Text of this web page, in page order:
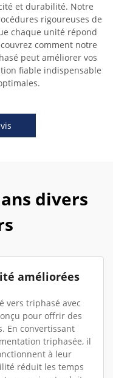
et durabilité. Notre
rigoureuses de
chaque unité répond
comment notre
peut améliorer vos
fiable indispensable
divers
améliorées
vers triphasé avec
pour offrir des
En convertissant
triphasée, il
à leur
réduit les temps